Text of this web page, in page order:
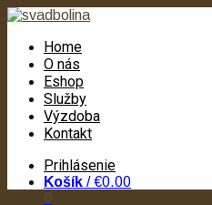
Home
O nás
Eshop
Služby
Výzdoba
Kontakt
Prihlásenie
Košík /€0.00